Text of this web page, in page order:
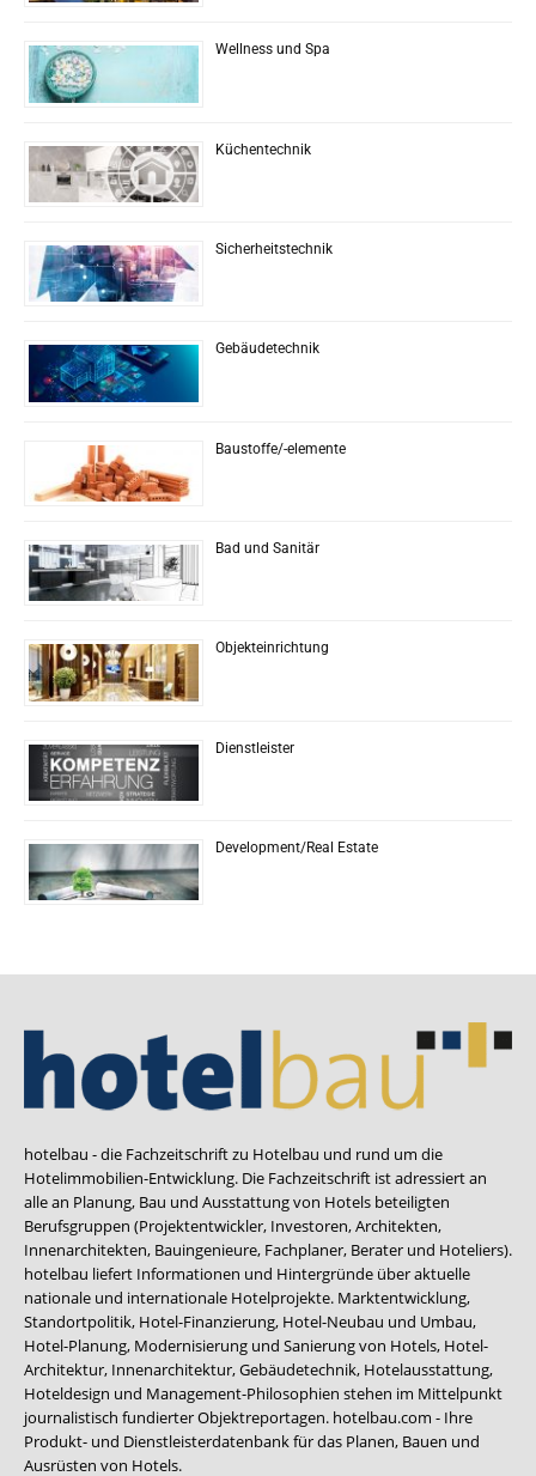
Wellness und Spa
Küchentechnik
Sicherheitstechnik
Gebäudetechnik
Baustoffe/-elemente
Bad und Sanitär
Objekteinrichtung
Dienstleister
Development/Real Estate
hotelbau - die Fachzeitschrift zu Hotelbau und rund um die
Hotelimmobilien-Entwicklung. Die Fachzeitschrift ist adressiert an
alle an Planung, Bau und Ausstattung von Hotels beteiligten
Berufsgruppen (Projektentwickler, Investoren, Architekten,
Innenarchitekten, Bauingenieure, Fachplaner, Berater und Hoteliers).
hotelbau liefert Informationen und Hintergründe über aktuelle
nationale und internationale Hotelprojekte. Marktentwicklung,
Standortpolitik, Hotel-Finanzierung, Hotel-Neubau und Umbau,
Hotel-Planung, Modernisierung und Sanierung von Hotels, Hotel-
Architektur, Innenarchitektur, Gebäudetechnik, Hotelausstattung,
Hoteldesign und Management-Philosophien stehen im Mittelpunkt
journalistisch fundierter Objektreportagen. hotelbau.com - Ihre
Produkt- und Dienstleisterdatenbank für das Planen, Bauen und
Ausrüsten von Hotels.